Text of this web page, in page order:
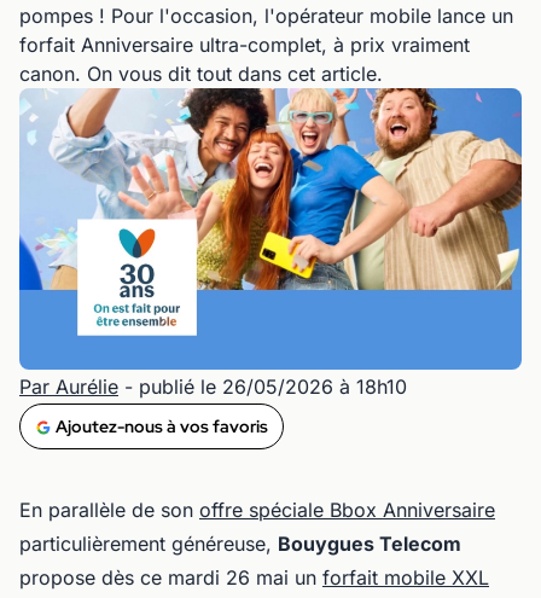
pompes ! Pour l'occasion, l'opérateur mobile lance un
forfait Anniversaire ultra-complet, à prix vraiment
canon. On vous dit tout dans cet article.
Par Aurélie - publié le 26/05/2026 à 18h10
Ajoutez-nous à vos favoris
En parallèle de son offre spéciale Bbox Anniversaire
particulièrement généreuse, Bouygues Telecom
propose dès ce mardi 26 mai un forfait mobile XXL